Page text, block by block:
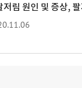
저림 원인 및 증상,